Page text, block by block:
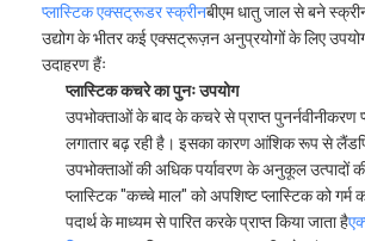
प्लास्टिक एक्सट्रूडर स्क्रीनबीएम धातु जाल से बने
उद्योग के भीतर कई एक्सट्रूज़न अनुप्रयोगों के लिए
उदाहरण हैंः
प्लास्टिक कचरे का पुनः उपयोग
उपभोक्ताओं के बाद के कचरे से प्राप्त पुनर्नवीनीकरण
लगातार बढ़ रही है। इसका कारण आंशिक रूप से
उपभोक्ताओं की अधिक पर्यावरण के अनुकूल उत्पादों
प्लास्टिक "कच्चे माल" को अपशिष्ट प्लास्टिक को
पदार्थ के माध्यम से पारित करके प्राप्त किया जाता है